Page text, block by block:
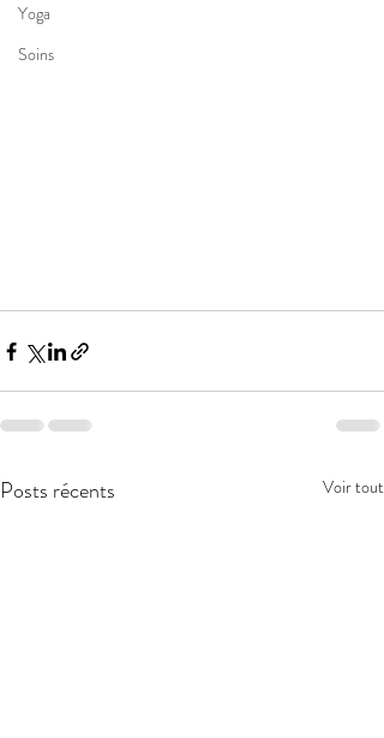
Yoga
Soins
Posts récents Voir tout